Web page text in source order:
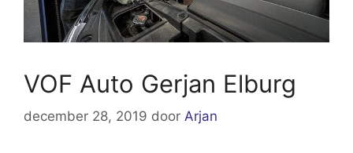
VOF Auto Gerjan Elburg
december 28, 2019 door Arjan